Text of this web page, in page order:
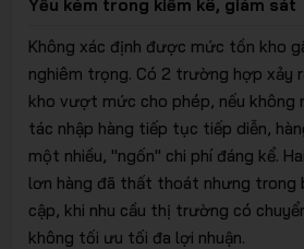
Yếu kém trong kiểm kê, giám sát
Không xác định được mức tồn kho
nghiêm trọng. Có 2 trường hợp xảy
kho vượt mức cho phép, nếu không
tác nhập hàng tiếp tục tiếp diễn,
một nhiều, "ngốn" chi phí đáng kể.
lơn hàng đã thất thoát nhưng trong
cập, khi nhu cầu thị trường có
không tối ưu tối đa lợi nhuận.